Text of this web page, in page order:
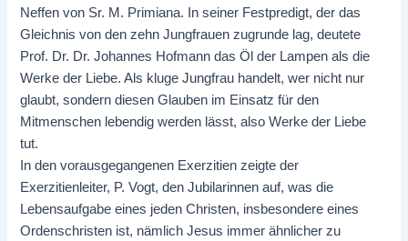
Neffen von Sr. M. Primiana. In seiner Festpredigt, der das
Gleichnis von den zehn Jungfrauen zugrunde lag, deutete
Prof. Dr. Dr. Johannes Hofmann das Öl der Lampen als die
Werke der Liebe. Als kluge Jungfrau handelt, wer nicht nur
glaubt, sondern diesen Glauben im Einsatz für den
Mitmenschen lebendig werden lässt, also Werke der Liebe
tut.
In den vorausgegangenen Exerzitien zeigte der
Exerzitienleiter, P. Vogt, den Jubilarinnen auf, was die
Lebensaufgabe eines jeden Christen, insbesondere eines
Ordenschristen ist, nämlich Jesus immer ähnlicher zu